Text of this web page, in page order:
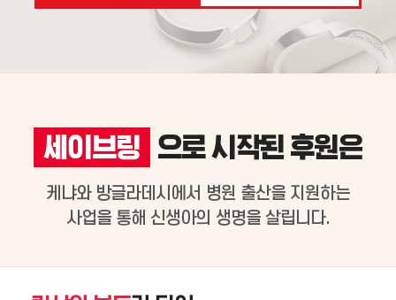
세이브링 으로 시작된 후원은
케냐와 방글라데시에서 병원 출산을 지원하는
사업을 통해 신생아의 생명을 살립니다.